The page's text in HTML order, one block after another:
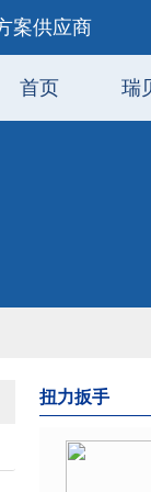
案供应商
首页 瑞
扭力扳手